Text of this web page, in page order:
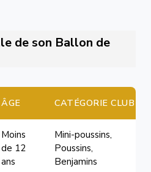
de son Ballon de
ÂGE CATÉGORIE CLUB
Moins
de 12
ans
Mini-poussins,
Poussins,
Benjamins